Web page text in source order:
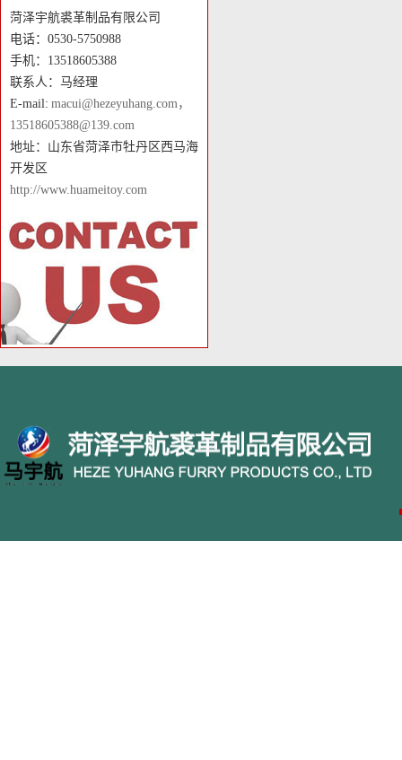
菏泽宇航裘革制品有限公司
电话：0530-5750988
手机：13518605388
联系人：马经理
E-mail: macui@hezeyuhang.com，
13518605388@139.com
地址：山东省菏泽市牡丹区西马海
开发区
http://www.huameitoy.com